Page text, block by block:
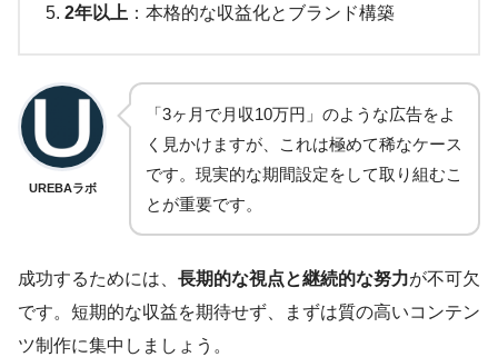
2年以上 ：本格的な収益化とブランド構築
UREBAラボ
「3ヶ月で月収10万円」のような広告をよ
く見かけますが、これは極めて稀なケース
です。現実的な期間設定をして取り組むこ
とが重要です。
成功するためには、 長期的な視点と継続的な努力が不可欠
です。短期的な収益を期待せず、まずは質の高いコンテン
ツ制作に集中しましょう。